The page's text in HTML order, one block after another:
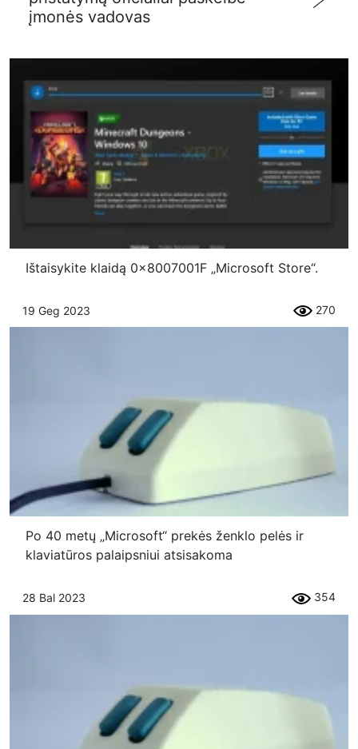
įmonės vadovas
Ištaisykite klaidą 0x8007001F „Microsoft Store“.
19 Geg 2023 270
Po 40 metų „Microsoft“ prekės ženklo pelės ir
klaviatūros palaipsniui atsisakoma
28 Bal 2023 354